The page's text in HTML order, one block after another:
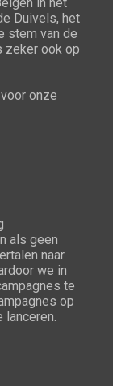
Duivels, het
stem van de
zeker ook op
onze
als geen
naar
we in
te
op